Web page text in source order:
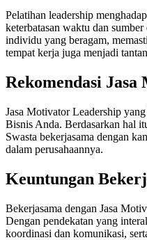
Pelatihan leadership
keterbatasan waktu dan
individu yang beragam,
tempat kerja juga menjadi
Rekomendasi
Jasa Motivator Leadership
Bisnis Anda. Berdasarkan hal
Swasta bekerjasama dengan
dalam perusahaannya.
Keuntungan
Bekerjasama dengan Jasa
Dengan pendekatan yang
koordinasi dan komunikasi,